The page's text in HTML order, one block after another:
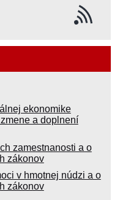
ekonomike
a doplnení
zamestnanosti a o
zákonov
v hmotnej núdzi a o
zákonov